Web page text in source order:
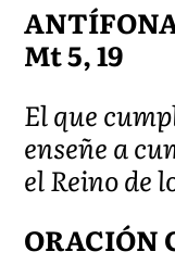
Mt 5, 19
El que
enseñe a
el Reino de
ORACIÓN